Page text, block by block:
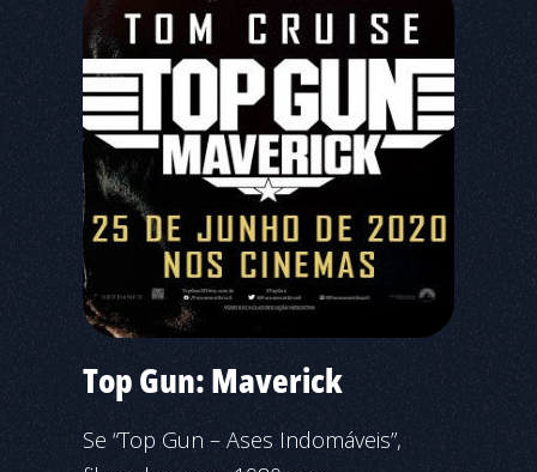
Top Gun: Maverick
Se “Top Gun – Ases Indomáveis”,